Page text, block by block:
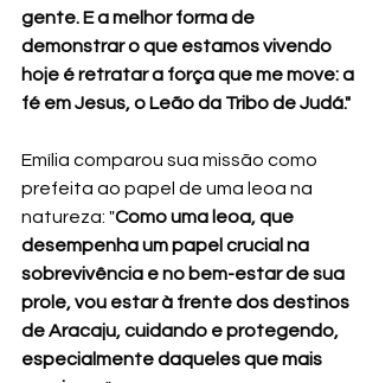
gente. E a melhor forma de
demonstrar o que estamos vivendo
hoje é retratar a força que me move: a
fé em Jesus, o Leão da Tribo de Judá."
Emília comparou sua missão como
prefeita ao papel de uma leoa na
natureza: "Como uma leoa, que
desempenha um papel crucial na
sobrevivência e no bem-estar de sua
prole, vou estar à frente dos destinos
de Aracaju, cuidando e protegendo,
especialmente daqueles que mais